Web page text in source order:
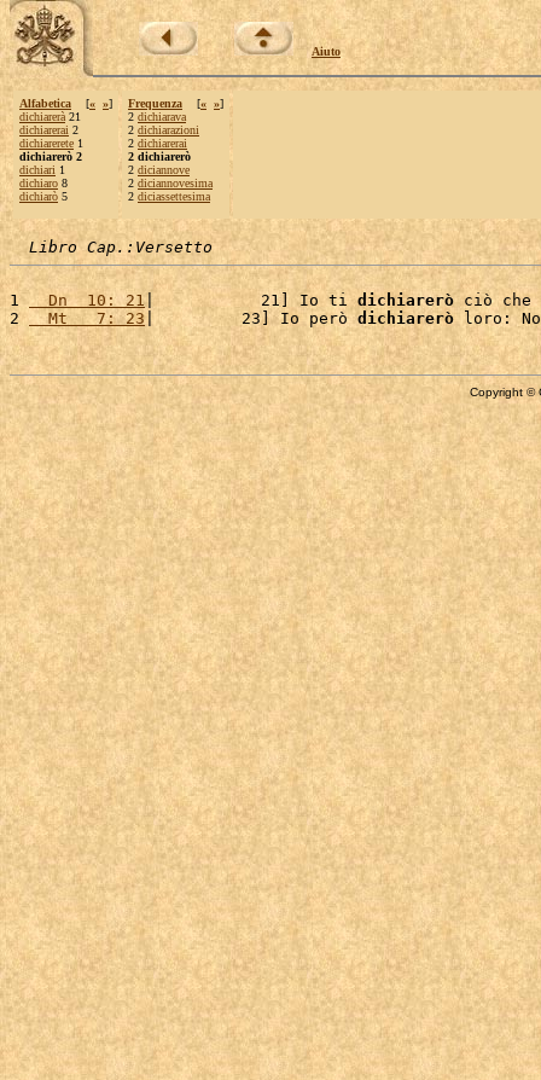
Aiuto
Alfabetica [« »]
dichiarerà 21
dichiarerai 2
dichiarerete 1
dichiarerò 2
dichiari 1
dichiaro 8
dichiarò 5
Frequenza [« »]
2 dichiarava
2 dichiarazioni
2 dichiarerai
2 dichiarerò
2 diciannove
2 diciannovesima
2 diciassettesima
Libro Cap.:Versetto
1
  Dn  10: 21
|           21] Io ti dichiarerò ciò
2
  Mt   7: 23
|         23] Io però dichiarerò loro:
Copyright ©